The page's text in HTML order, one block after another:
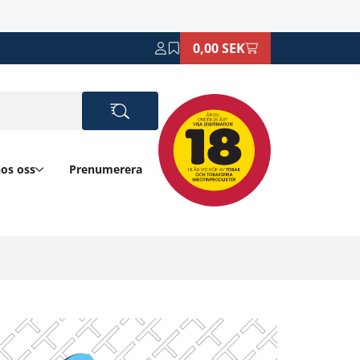
0,00 SEK
oss Prenumerera